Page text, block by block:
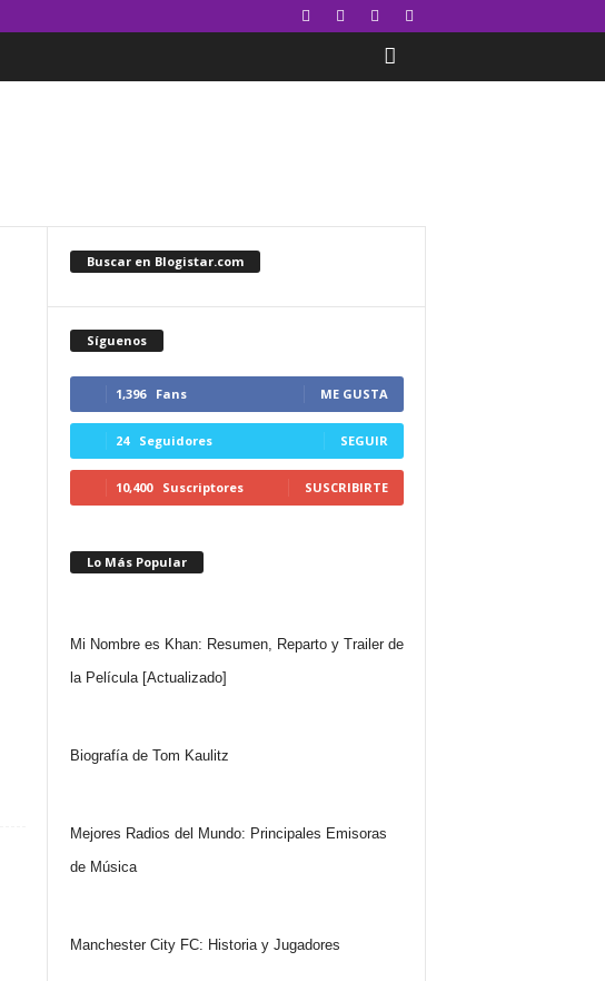
Buscar en Blogistar.com
Síguenos
1,396 Fans ME GUSTA
24 Seguidores SEGUIR
10,400 Suscriptores SUSCRIBIRTE
Lo Más Popular
Mi Nombre es Khan: Resumen, Reparto y Trailer de
la Película [Actualizado]
Biografía de Tom Kaulitz
Mejores Radios del Mundo: Principales Emisoras
de Música
Manchester City FC: Historia y Jugadores